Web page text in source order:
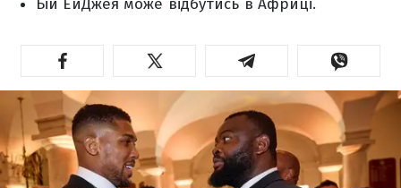
Бій ЕйДжея може відбутись в Африці.